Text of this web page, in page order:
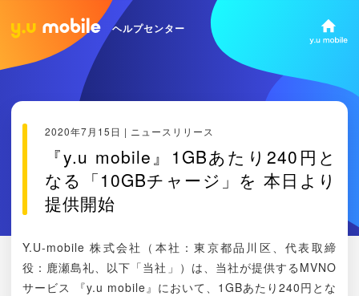
ヘルプセンター
2020年7月15日 | ニュースリリース
『y.u mobile』1GBあたり240円と
なる「10GBチャージ」を 本日より
提供開始
Y.U-mobile 株式会社（本社：東京都品川区、代表取締
役：鹿瀬島礼、以下「当社」）は、当社が提供するMVNO
サービス 『y.u mobile』において、1GBあたり240円とな